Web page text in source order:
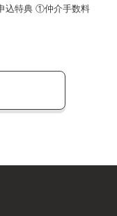
込特典 ①仲介手数料